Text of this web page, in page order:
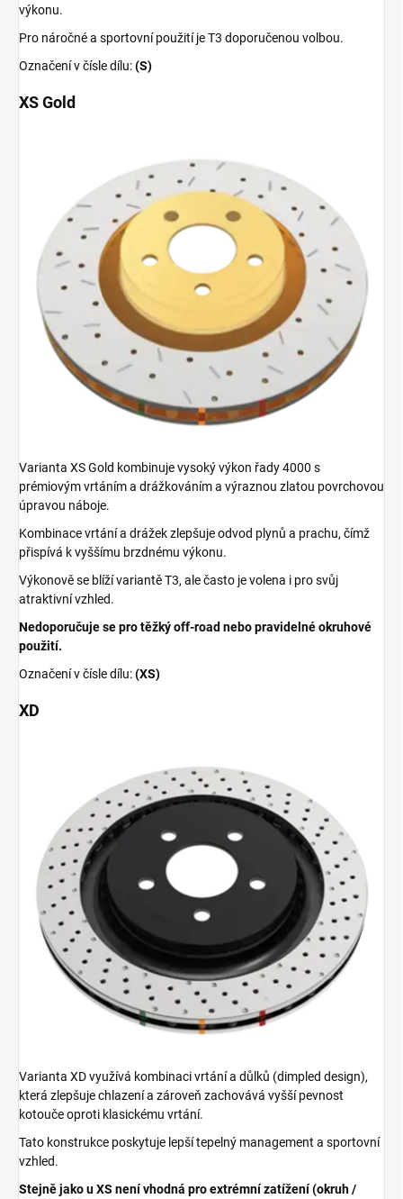
výkonu.
Pro náročné a sportovní použití je T3 doporučenou volbou.
Označení v čísle dílu:(S)
XS Gold
Varianta XS Gold kombinuje vysoký výkon řady 4000 s
prémiovým vrtáním a drážkováním a výraznou zlatou povrchovou
úpravou náboje.
Kombinace vrtání a drážek zlepšuje odvod plynů a prachu, čímž
přispívá k vyššímu brzdnému výkonu.
Výkonově se blíží variantě T3, ale často je volena i pro svůj
atraktivní vzhled.
Nedoporučuje se pro těžký off-road nebo pravidelné okruhové
použití.
Označení v čísle dílu:(XS)
XD
Varianta XD využívá kombinaci vrtání a důlků (dimpled design),
která zlepšuje chlazení a zároveň zachovává vyšší pevnost
kotouče oproti klasickému vrtání.
Tato konstrukce poskytuje lepší tepelný management a sportovní
vzhled.
Stejně jako u XS není vhodná pro extrémní zatížení (okruh /